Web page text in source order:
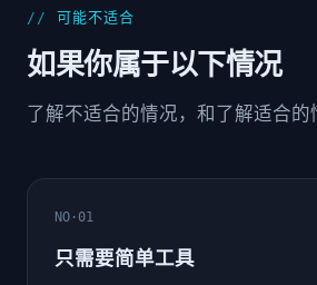
可能不适合
如果你属于以下情况
了解不适合的情况，和了解适合的
NO·01
只需要简单工具